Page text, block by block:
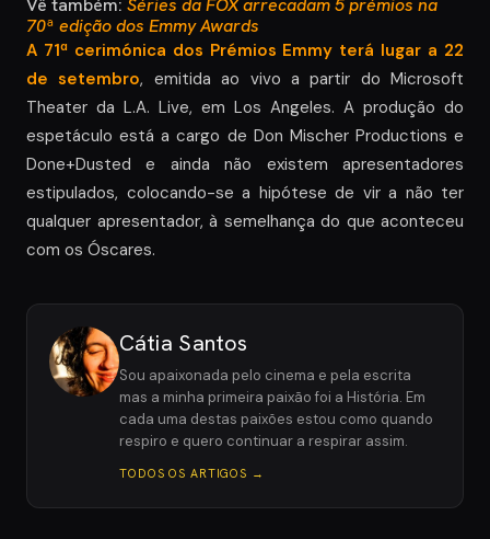
Vê também: Séries da FOX arrecadam 5 prémios na
70ª edição dos Emmy Awards
A 71ª cerimónica dos Prémios Emmy terá lugar a 22
de setembro, emitida ao vivo a partir do Microsoft
Theater da L.A. Live, em Los Angeles. A produção do
espetáculo está a cargo de Don Mischer Productions e
Done+Dusted e ainda não existem apresentadores
estipulados, colocando-se a hipótese de vir a não ter
qualquer apresentador, à semelhança do que aconteceu
com os Óscares.
Cátia Santos
Sou apaixonada pelo cinema e pela escrita
mas a minha primeira paixão foi a História. Em
cada uma destas paixões estou como quando
respiro e quero continuar a respirar assim.
TODOS OS ARTIGOS →